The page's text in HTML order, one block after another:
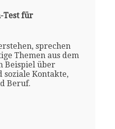
Test für
sprechen
Themen aus dem
Beispiel über
soziale Kontakte,
Beruf.